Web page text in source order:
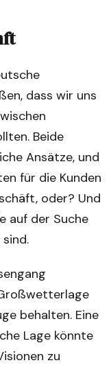
dass wir uns
Beide
Ansätze, und
für die Kunden
oder? Und
auf der Suche
behalten. Eine
Lage könnte
zu